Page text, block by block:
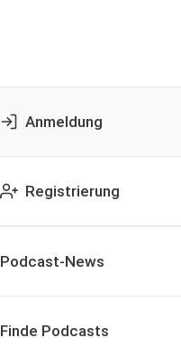
Anmeldung
Registrierung
Podcast-News
Finde Podcasts